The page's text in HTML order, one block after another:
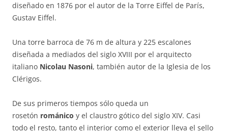
diseñado en 1876 por el autor de la Torre Eiffel de París,
Gustav Eiffel.
Una torre barroca de 76 m de altura y 225 escalones
diseñada a mediados del siglo XVIII por el arquitecto
italiano Nicolau Nasoni, también autor de la Iglesia de los
Clérigos.
De sus primeros tiempos sólo queda un
rosetón románico y el claustro gótico del siglo XIV. Casi
todo el resto, tanto el interior como el exterior lleva el sello